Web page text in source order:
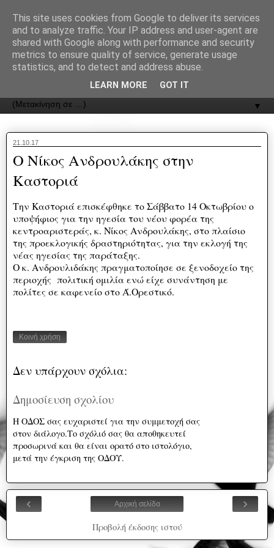
ΟΔΟΣ
▼
21.10.17
Ο Νίκος Ανδρουλάκης στην
Καστοριά
Την Καστοριά επισκέφθηκε το Σάββατο 14 Οκτωβρίου ο
υποψήφιος για την ηγεσία του νέου φορέα της
κεντροαριστεράς, κ. Νίκος Ανδρουλάκης, στο πλαίσιο
της προεκλογικής δραστηριότητας, για την εκλογή της
νέας ηγεσίας της παράταξης.
Ο κ. Ανδρουλιδάκης πραγματοποίησε σε ξενοδοχείο της
περιοχής πολιτική ομιλία ενώ είχε συνάντηση με
πολίτες σε καφενείο στο Ά.Ορεστικό.
Κοινή χρήση
Δεν υπάρχουν σχόλια:
Δημοσίευση σχολίου
Η ΟΔΟΣ σας ευχαριστεί για την συμμετοχή σας
στον διάλογο.Το σχόλιό σας θα αποθηκευτεί
προσωρινά και θα είναι ορατό στο ιστολόγιο,
μετά την έγκριση της ΟΔΟΥ.
‹ ›
Αρχική σελίδα
Προβολή έκδοσης ιστού
This site uses cookies from Google to deliver its services
and to analyze traffic. Your IP address and user-agent are
shared with Google along with performance and security
metrics to ensure quality of service, generate usage
statistics, and to detect and address abuse.
LEARN MORE GOT IT